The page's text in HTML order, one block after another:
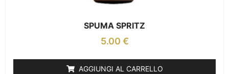
SPUMA SPRITZ
5.00 €
AGGIUNGI AL CARRELLO